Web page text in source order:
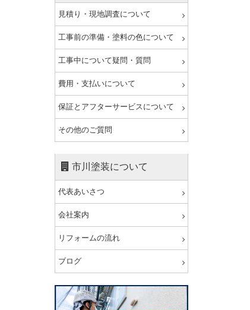
見積り・現地調査について
工事前の準備・塗料の色について
工事中について疑問・質問
費用・支払いについて
保証とアフターサービスについて
その他のご質問
市川塗装について
代表あいさつ
会社案内
リフォームの流れ
ブログ